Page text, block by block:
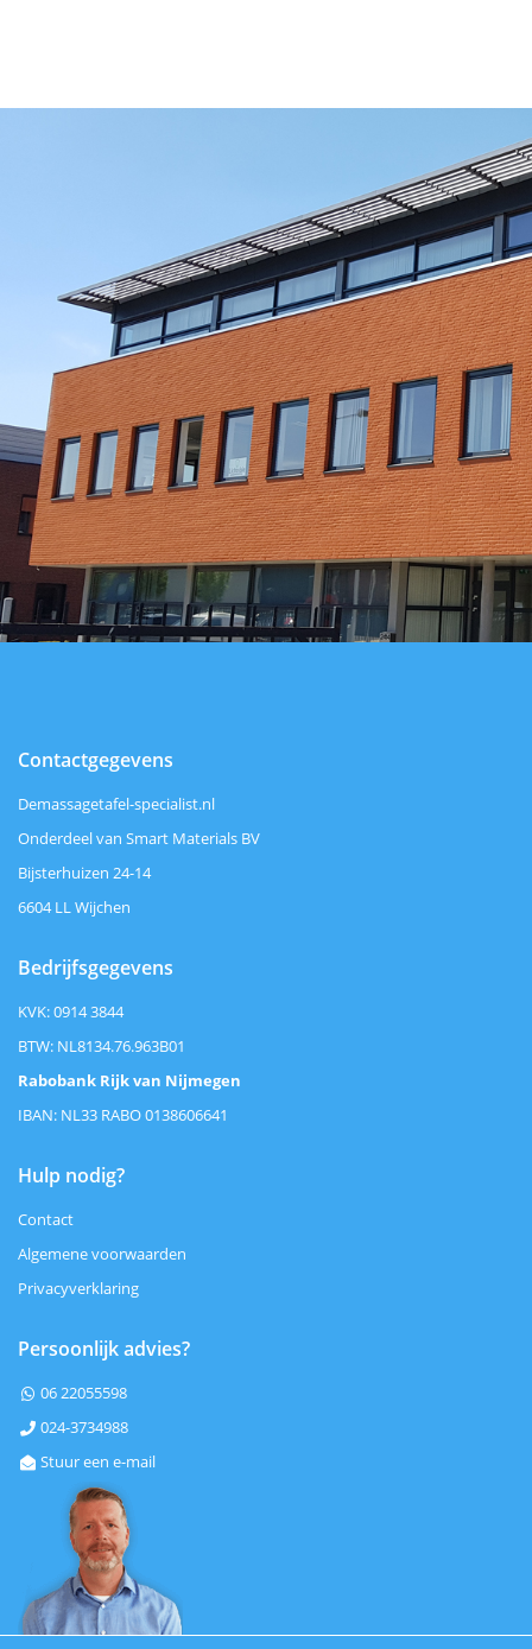
Contactgegevens
Demassagetafel-specialist.nl
Onderdeel van Smart Materials BV
Bijsterhuizen 24-14
6604 LL Wijchen
Bedrijfsgegevens
KVK: 0914 3844
BTW: NL8134.76.963B01
Rabobank Rijk van Nijmegen
IBAN: NL33 RABO 0138606641
Hulp nodig?
Contact
Algemene voorwaarden
Privacyverklaring
Persoonlijk advies?
 06 22055598
 024-3734988
 Stuur een e-mail